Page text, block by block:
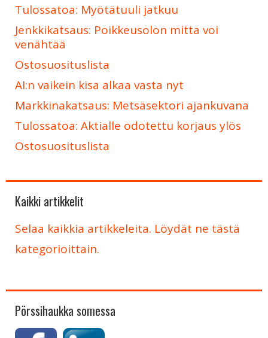
Tulossatoa: Myötätuuli jatkuu
Jenkkikatsaus: Poikkeusolon mitta voi
venähtää
Ostosuosituslista
AI:n vaikein kisa alkaa vasta nyt
Markkinakatsaus: Metsäsektori ajankuvana
Tulossatoa: Aktialle odotettu korjaus ylös
Ostosuosituslista
Kaikki artikkelit
Selaa kaikkia artikkeleita. Löydät ne tästä
kategorioittain.
Pörssihaukka somessa